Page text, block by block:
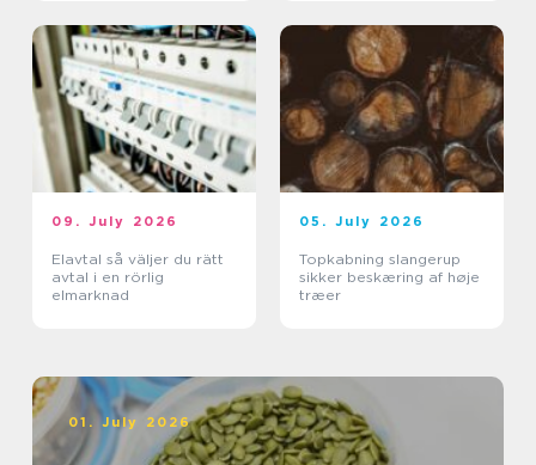
09. July 2026
Elavtal så väljer du rätt
avtal i en rörlig
elmarknad
05. July 2026
Topkabning slangerup
sikker beskæring af høje
træer
01. July 2026